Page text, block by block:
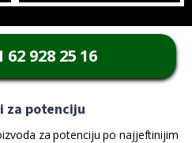
62 928 25 16
za potenciju
za potenciju po najjeftinijim